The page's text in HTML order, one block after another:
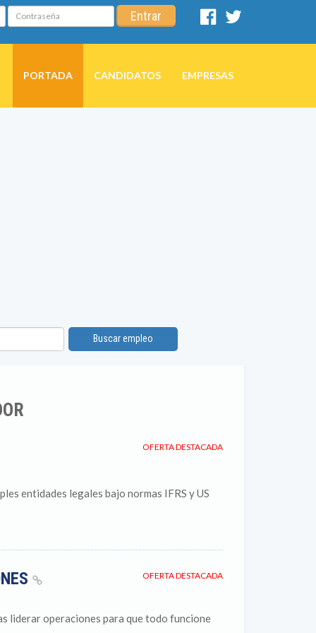
Contraseña Entrar
Facebook
PORTADA CANDIDATOS EMPRESAS
Buscar empleo
OFERTA DESTACADA
entidades legales bajo normas IFRS y US
OFERTA DESTACADA
liderar operaciones para que todo funcione